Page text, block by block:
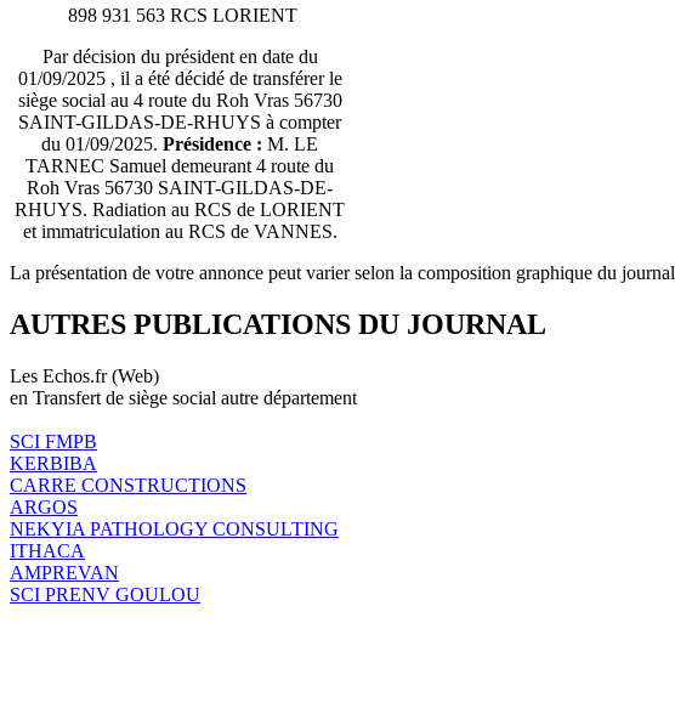
898 931 563 RCS LORIENT
Par décision du président en date du
01/09/2025 , il a été décidé de transférer le
siège social au 4 route du Roh Vras 56730
SAINT-GILDAS-DE-RHUYS à compter
du 01/09/2025. Présidence : M. LE
TARNEC Samuel demeurant 4 route du
Roh Vras 56730 SAINT-GILDAS-DE-
RHUYS. Radiation au RCS de LORIENT
et immatriculation au RCS de VANNES.
La présentation de votre annonce peut varier selon la composition graphique du journal
AUTRES PUBLICATIONS DU JOURNAL
Les Echos.fr (Web)
en Transfert de siège social autre département
SCI FMPB
KERBIBA
CARRE CONSTRUCTIONS
ARGOS
NEKYIA PATHOLOGY CONSULTING
ITHACA
AMPREVAN
SCI PRENV GOULOU